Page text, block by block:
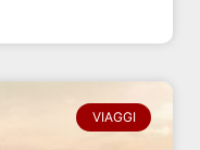
VIAGGI